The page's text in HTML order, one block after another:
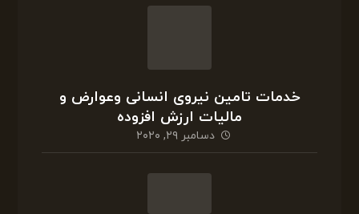
خدمات تامین نیروی انسانی وعوارض و
مالیات ارزش افزوده
دسامبر ۲۹, ۲۰۲۰